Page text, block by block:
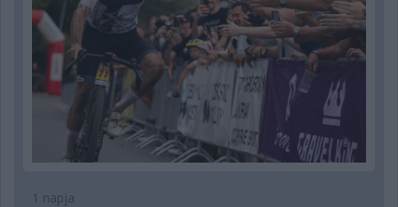
1 napja